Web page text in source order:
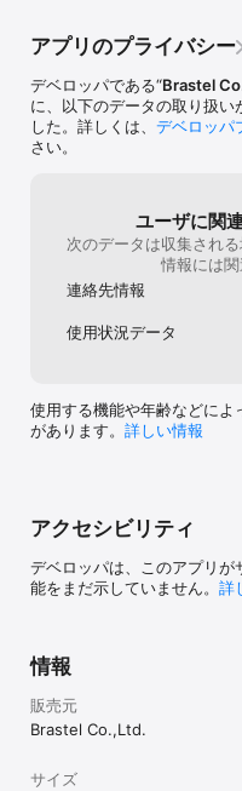
アプリのプライバシー
デベロッパである“Brastel
に、以下のデータの取り扱い
した。詳しくは、 デベロッパ
さい。
ユーザに関
次のデータは収集され
情報には関
連絡先情報
使用状況データ
使用する機能や年齢などに
があります。 詳しい情報
アクセシビリティ
デベロッパは、このアプリ
能をまだ示していません。 詳
情報
販売元
Brastel Co.,Ltd.
サイズ